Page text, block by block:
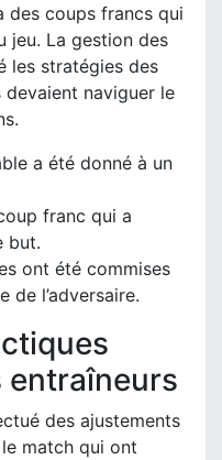
coups francs qui
jeu. La gestion des
les stratégies des
devaient naviguer le
a été donné à un
franc qui a
but.
ont été commises
de l’adversaire.
entraîneurs
des ajustements
match qui ont